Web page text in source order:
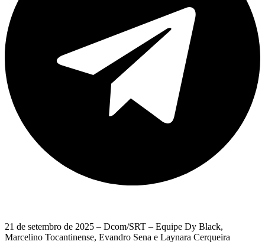
21 de setembro de 2025 – Dcom/SRT – Equipe Dy Black,
Marcelino Tocantinense, Evandro Sena e Laynara Cerqueira